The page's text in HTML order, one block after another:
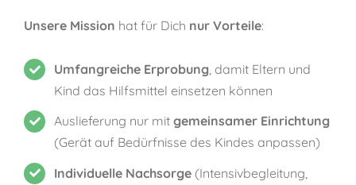
Unsere Mission hat für Dich nur Vorteile:
Umfangreiche Erprobung, damit Eltern und
Kind das Hilfsmittel einsetzen können
Auslieferung nur mitgemeinsamer Einrichtung
(Gerät auf Bedürfnisse des Kindes anpassen)
Individuelle Nachsorge (Intensivbegleitung,